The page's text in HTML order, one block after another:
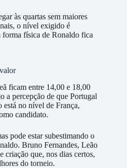
às quartas sem maiores
o nível exigido é
física de Ronaldo fica
ficam entre 14,00 e 18,00
a percepção de que Portugal
está no nível de França,
candidato.
pode estar subestimando o
Bruno Fernandes, Leão
criação que, nos dias certos,
do torneio.